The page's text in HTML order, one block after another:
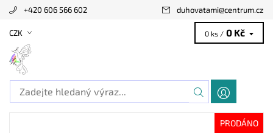
+420 606 566 602 duhovatami@centrum.cz
CZK 0 ks / 0 Kč
PRODÁNO